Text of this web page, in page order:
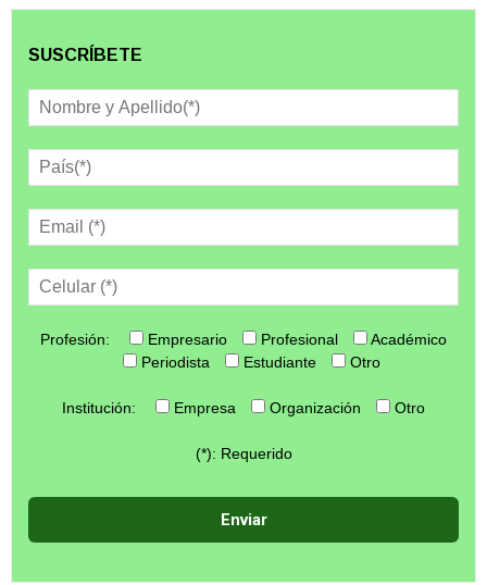
SUSCRÍBETE
Profesión: Empresario Profesional
Académico
Periodista
Estudiante Otro
Institución: Empresa Organización Otro
(*): Requerido